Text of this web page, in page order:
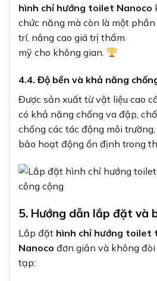
hình chỉ hướng toilet Nanoco
chức năng mà còn là một
trí, nâng cao giá trị thẩm
mỹ cho không gian.
4.4. Độ bền và khả năng
Được sản xuất từ vật liệu cao
có khả năng chống va đập,
chống các tác động môi
bảo hoạt động ổn định trong
5. Hướng dẫn lắp đặt và
Lắp đặt hình chỉ hướng toilet
Nanoco đơn giản và không
tạp: